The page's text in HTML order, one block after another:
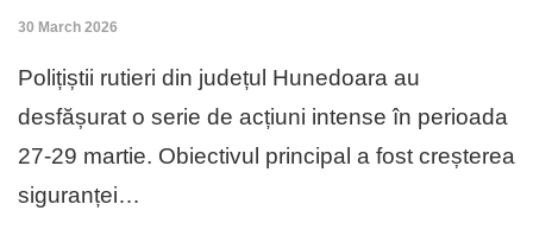
30 March 2026
Polițiștii rutieri din județul Hunedoara au
desfășurat o serie de acțiuni intense în perioada
27-29 martie. Obiectivul principal a fost creșterea
siguranței…